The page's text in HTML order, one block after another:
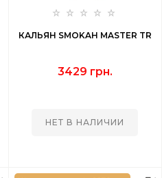
КАЛЬЯН SMOKAH MASTER TR
3429 грн.
НЕТ В НАЛИЧИИ